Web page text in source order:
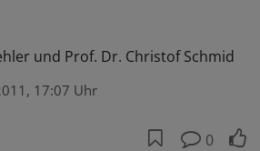
und Prof. Dr. Christof Schmid
17:07 Uhr
0